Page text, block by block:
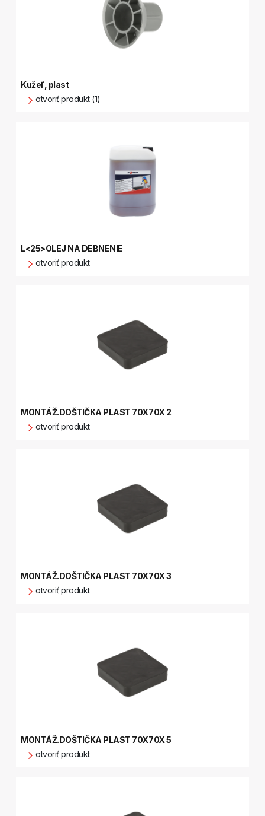
Kužeľ, plast
otvoriť produkt (1)
L<25>OLEJ NA DEBNENIE
otvoriť produkt
MONTÁŽ.DOŠTIČKA PLAST 70X70X 2
otvoriť produkt
MONTÁŽ.DOŠTIČKA PLAST 70X70X 3
otvoriť produkt
MONTÁŽ.DOŠTIČKA PLAST 70X70X 5
otvoriť produkt